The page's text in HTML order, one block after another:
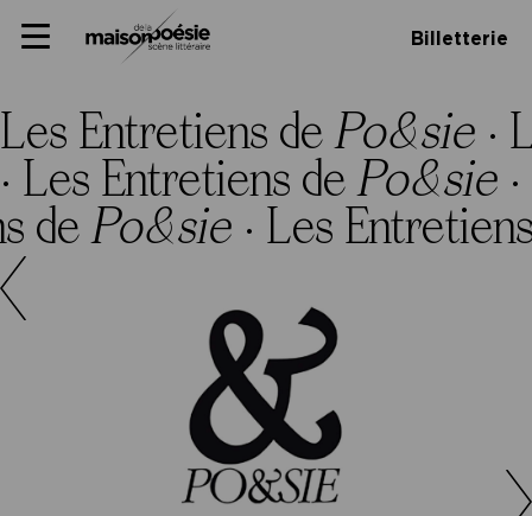
Panneau de gestion des cookies
to
Primary
Billetterie
Les Entretiens de Po&sie ·
Les Entretiens de Po&sie ·
de Po&sie · Les